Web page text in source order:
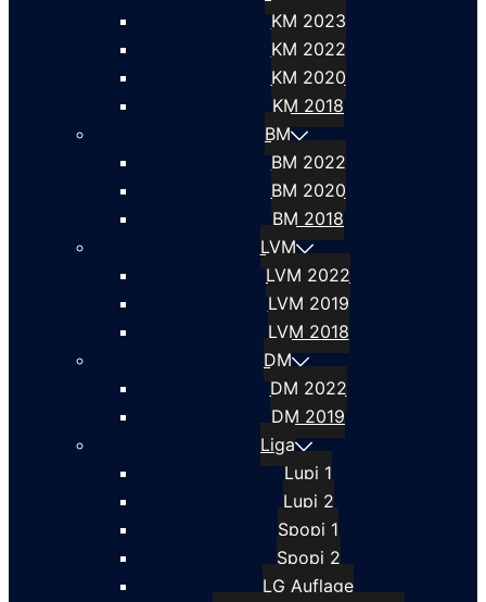
KM 2023
KM 2022
KM 2020
KM 2018
BM
BM 2022
BM 2020
BM 2018
LVM
LVM 2022
LVM 2019
LVM 2018
DM
DM 2022
DM 2019
Liga
Lupi 1
Lupi 2
Spopi 1
Spopi 2
LG Auflage